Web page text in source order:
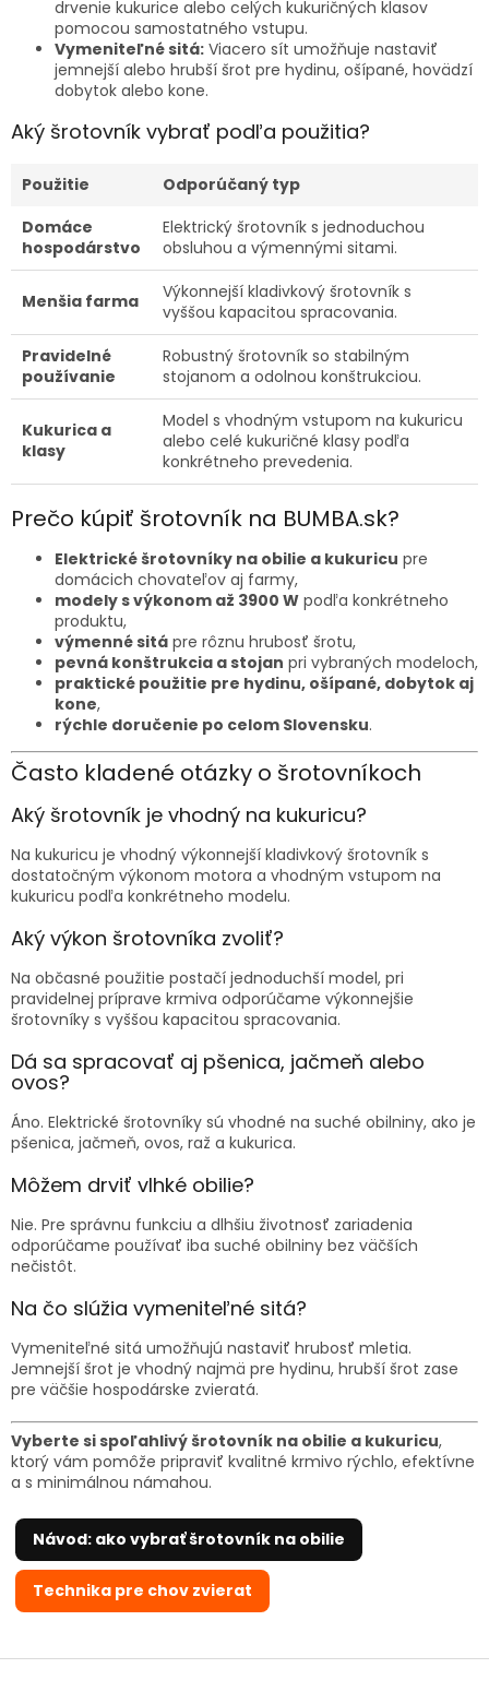
drvenie kukurice alebo celých kukuričných klasov
pomocou samostatného vstupu.
Vymeniteľné sitá: Viacero sít umožňuje nastaviť
jemnejší alebo hrubší šrot pre hydinu, ošípané, hovädzí
dobytok alebo kone.
Aký šrotovník vybrať podľa použitia?
Použitie
Odporúčaný typ
Domáce
hospodárstvo
Elektrický šrotovník s jednoduchou
obsluhou a výmennými sitami.
Menšia farma
Výkonnejší kladivkový šrotovník s
vyššou kapacitou spracovania.
Pravidelné
používanie
Robustný šrotovník so stabilným
stojanom a odolnou konštrukciou.
Kukurica a
klasy
Model s vhodným vstupom na kukuricu
alebo celé kukuričné klasy podľa
konkrétneho prevedenia.
Prečo kúpiť šrotovník na BUMBA.sk?
Elektrické šrotovníky na obilie a kukuricu pre
domácich chovateľov aj farmy,
modely s výkonom až 3900 W podľa konkrétneho
produktu,
výmenné sitá pre rôznu hrubosť šrotu,
pevná konštrukcia a stojan pri vybraných modeloch,
praktické použitie pre hydinu, ošípané, dobytok aj
kone,
rýchle doručenie po celom Slovensku.
Často kladené otázky o šrotovníkoch
Aký šrotovník je vhodný na kukuricu?
Na kukuricu je vhodný výkonnejší kladivkový šrotovník s
dostatočným výkonom motora a vhodným vstupom na
kukuricu podľa konkrétneho modelu.
Aký výkon šrotovníka zvoliť?
Na občasné použitie postačí jednoduchší model, pri
pravidelnej príprave krmiva odporúčame výkonnejšie
šrotovníky s vyššou kapacitou spracovania.
Dá sa spracovať aj pšenica, jačmeň alebo
ovos?
Áno. Elektrické šrotovníky sú vhodné na suché obilniny, ako je
pšenica, jačmeň, ovos, raž a kukurica.
Môžem drviť vlhké obilie?
Nie. Pre správnu funkciu a dlhšiu životnosť zariadenia
odporúčame používať iba suché obilniny bez väčších
nečistôt.
Na čo slúžia vymeniteľné sitá?
Vymeniteľné sitá umožňujú nastaviť hrubosť mletia.
Jemnejší šrot je vhodný najmä pre hydinu, hrubší šrot zase
pre väčšie hospodárske zvieratá.
Vyberte si spoľahlivý šrotovník na obilie a kukuricu,
ktorý vám pomôže pripraviť kvalitné krmivo rýchlo, efektívne
a s minimálnou námahou.
Návod: ako vybrať šrotovník na obilie
Technika pre chov zvierat